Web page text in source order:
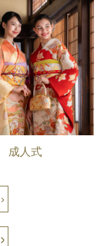
成人式